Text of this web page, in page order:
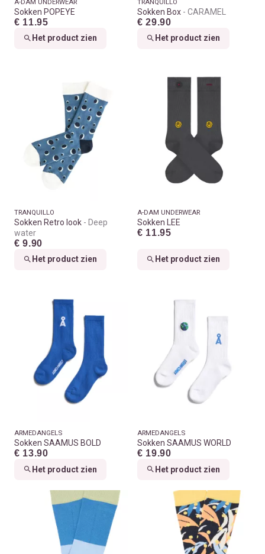
A-DAM UNDERWEAR
Sokken POPEYE
€ 11.95
Het product zien
TRANQUILLO
Sokken Box CARAMEL
€ 29.90
Het product zien
TRANQUILLO
Sokken Retro look
Deep
water
€ 9.90
Het product zien
A-DAM UNDERWEAR
Sokken LEE
€ 11.95
Het product zien
ARMEDANGELS
Sokken SAAMUS BOLD
€ 13.90
Het product zien
ARMEDANGELS
Sokken SAAMUS WORLD
€ 19.90
Het product zien